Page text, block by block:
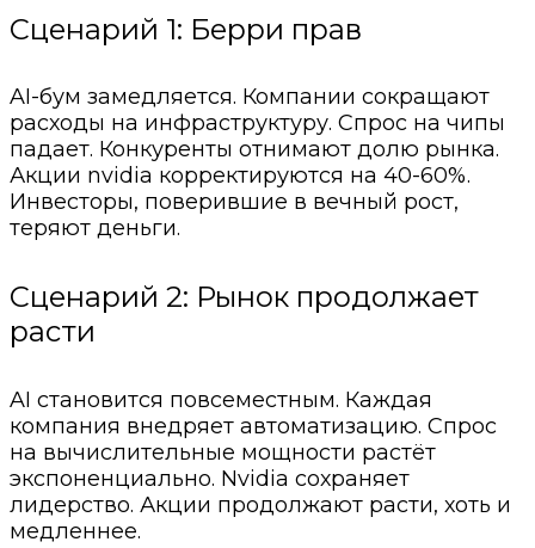
Сценарий 1: Берри прав
AI-бум замедляется. Компании сокращают
расходы на инфраструктуру. Спрос на чипы
падает. Конкуренты отнимают долю рынка.
Акции nvidia корректируются на 40-60%.
Инвесторы, поверившие в вечный рост,
теряют деньги.
Сценарий 2: Рынок продолжает
расти
AI становится повсеместным. Каждая
компания внедряет автоматизацию. Спрос
на вычислительные мощности растёт
экспоненциально. Nvidia сохраняет
лидерство. Акции продолжают расти, хоть и
медленнее.